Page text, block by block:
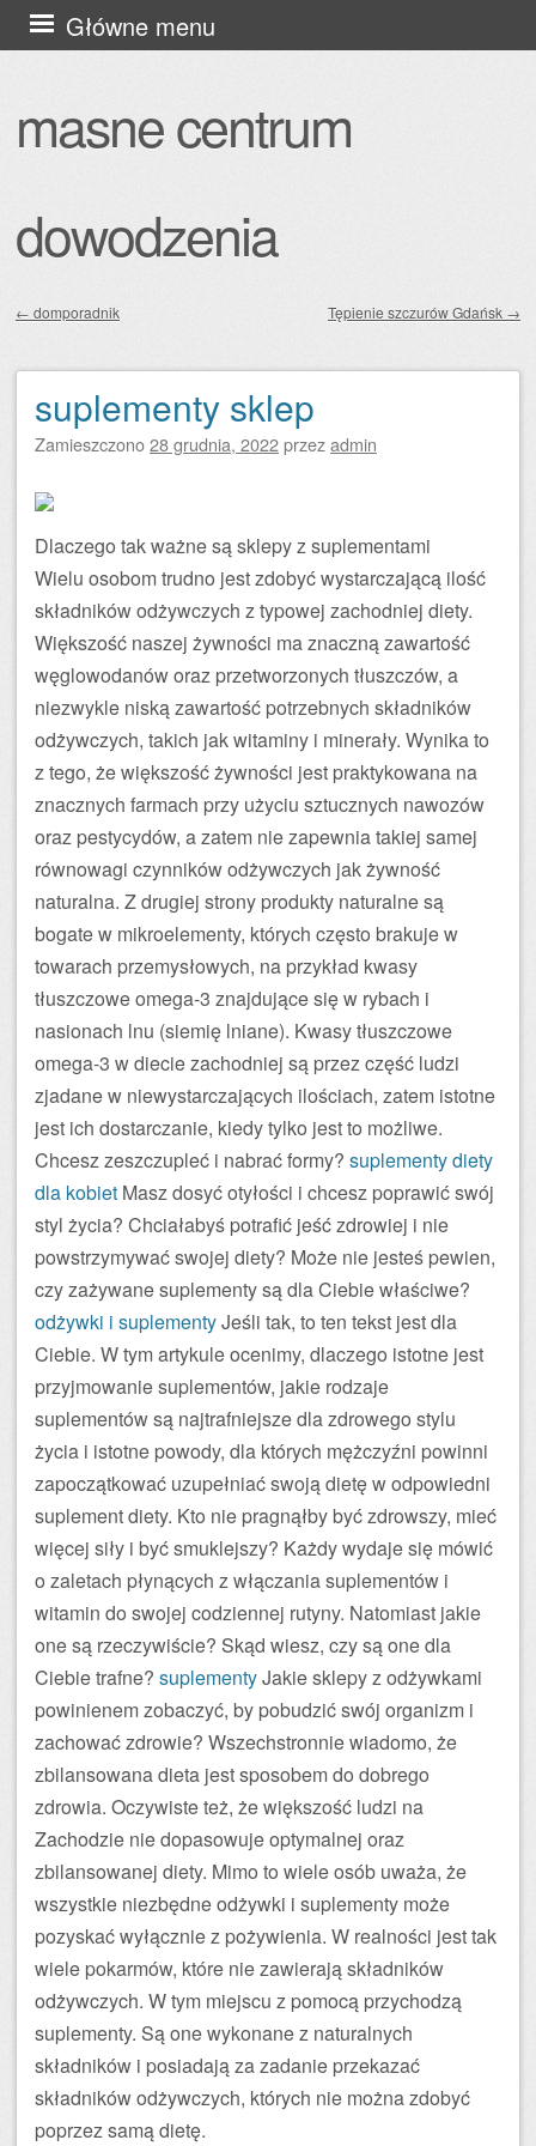
masne centrum
dowodzenia
Główne menu
Przejdź
do
← domporadnik Tępienie szczurów Gdańsk →
suplementy sklep
Zamieszczono28 grudnia, 2022przezadmin
Dlaczego tak ważne są sklepy z suplementami
Wielu osobom trudno jest zdobyć wystarczającą ilość
składników odżywczych z typowej zachodniej diety.
Większość naszej żywności ma znaczną zawartość
węglowodanów oraz przetworzonych tłuszczów, a
niezwykle niską zawartość potrzebnych składników
odżywczych, takich jak witaminy i minerały. Wynika to
z tego, że większość żywności jest praktykowana na
znacznych farmach przy użyciu sztucznych nawozów
oraz pestycydów, a zatem nie zapewnia takiej samej
równowagi czynników odżywczych jak żywność
naturalna. Z drugiej strony produkty naturalne są
bogate w mikroelementy, których często brakuje w
towarach przemysłowych, na przykład kwasy
tłuszczowe omega-3 znajdujące się w rybach i
nasionach lnu (siemię lniane). Kwasy tłuszczowe
omega-3 w diecie zachodniej są przez część ludzi
zjadane w niewystarczających ilościach, zatem istotne
jest ich dostarczanie, kiedy tylko jest to możliwe.
Chcesz zeszczupleć i nabrać formy? suplementy diety
dla kobiet Masz dosyć otyłości i chcesz poprawić swój
styl życia? Chciałabyś potrafić jeść zdrowiej i nie
powstrzymywać swojej diety? Może nie jesteś pewien,
czy zażywane suplementy są dla Ciebie właściwe?
odżywki i suplementyJeśli tak, to ten tekst jest dla
Ciebie. W tym artykule ocenimy, dlaczego istotne jest
przyjmowanie suplementów, jakie rodzaje
suplementów są najtrafniejsze dla zdrowego stylu
życia i istotne powody, dla których mężczyźni powinni
zapoczątkować uzupełniać swoją dietę w odpowiedni
suplement diety. Kto nie pragnąłby być zdrowszy, mieć
więcej siły i być smuklejszy? Każdy wydaje się mówić
o zaletach płynących z włączania suplementów i
witamin do swojej codziennej rutyny. Natomiast jakie
one są rzeczywiście? Skąd wiesz, czy są one dla
Ciebie trafne? suplementyJakie sklepy z odżywkami
powinienem zobaczyć, by pobudzić swój organizm i
zachować zdrowie? Wszechstronnie wiadomo, że
zbilansowana dieta jest sposobem do dobrego
zdrowia. Oczywiste też, że większość ludzi na
Zachodzie nie dopasowuje optymalnej oraz
zbilansowanej diety. Mimo to wiele osób uważa, że
wszystkie niezbędne odżywki i suplementy może
pozyskać wyłącznie z pożywienia. W realności jest tak
wiele pokarmów, które nie zawierają składników
odżywczych. W tym miejscu z pomocą przychodzą
suplementy. Są one wykonane z naturalnych
składników i posiadają za zadanie przekazać
składników odżywczych, których nie można zdobyć
poprzez samą dietę.